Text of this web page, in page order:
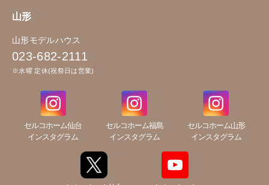
山形
山形モデルハウス
023-682-2111
※水曜 定休(祝祭日は営業)
セルコホーム仙台
インスタグラム
セルコホーム福島
インスタグラム
セルコホーム山形
インスタグラム